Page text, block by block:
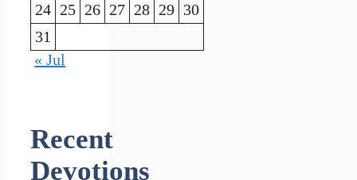
24 25 26 27 28 29 30
31
« Jul
Recent
Devotions